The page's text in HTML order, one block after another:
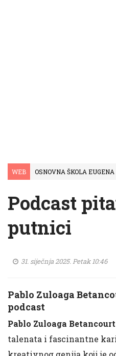
WEB OSNOVNA ŠKOLA
Podcast
putnici
31. siječnja 2025. Petak 10:46
Pablo Zuloaga
podcast
Pablo Zuloaga Betancourt
talenata i fascinantne